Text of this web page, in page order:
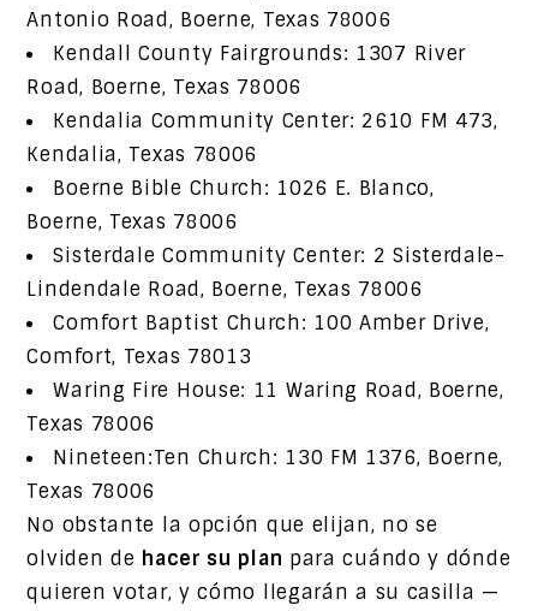
Antonio Road, Boerne, Texas 78006
Kendall County Fairgrounds: 1307 River
Road, Boerne, Texas 78006
Kendalia Community Center: 2610 FM 473,
Kendalia, Texas 78006
Boerne Bible Church: 1026 E. Blanco,
Boerne, Texas 78006
Sisterdale Community Center: 2 Sisterdale-
Lindendale Road, Boerne, Texas 78006
Comfort Baptist Church: 100 Amber Drive,
Comfort, Texas 78013
Waring Fire House: 11 Waring Road, Boerne,
Texas 78006
Nineteen:Ten Church: 130 FM 1376, Boerne,
Texas 78006
No obstante la opción que elijan, no se
olviden de hacer su plan para cuándo y dónde
quieren votar, y cómo llegarán a su casilla —